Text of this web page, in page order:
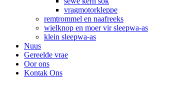
vragmotorkleppe
remtrommel en naafreeks
wielknop en moer vir sleepwa-as
klein sleepwa-as
Nuus
Gereelde vrae
Oor ons
Kontak Ons